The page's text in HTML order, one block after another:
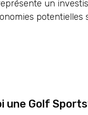
un
potentielles
une Golf